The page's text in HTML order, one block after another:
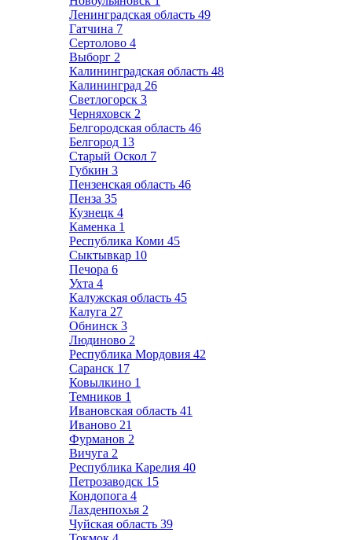
Ленинградская область 49
Гатчина 7
Сертолово 4
Выборг 2
Калининградская область 48
Калининград 26
Светлогорск 3
Черняховск 2
Белгородская область 46
Белгород 13
Старый Оскол 7
Губкин 3
Пензенская область 46
Пенза 35
Кузнецк 4
Каменка 1
Республика Коми 45
Сыктывкар 10
Печора 6
Ухта 4
Калужская область 45
Калуга 27
Обнинск 3
Людиново 2
Республика Мордовия 42
Саранск 17
Ковылкино 1
Темников 1
Ивановская область 41
Иваново 21
Фурманов 2
Вичуга 2
Республика Карелия 40
Петрозаводск 15
Кондопога 4
Лахденпохья 2
Чуйская область 39